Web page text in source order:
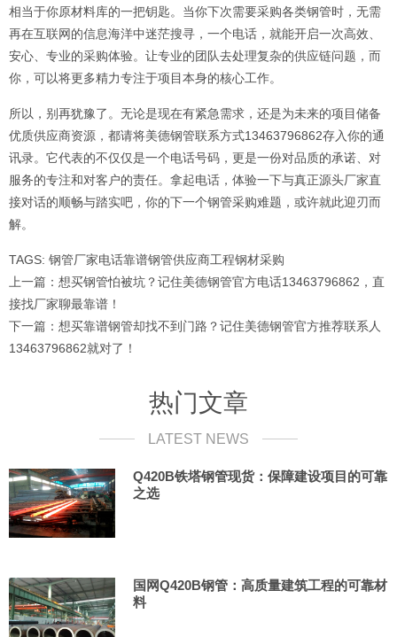
相当于你原材料库的一把钥匙。当你下次需要采购各类钢管时，无需
再在互联网的信息海洋中迷茫搜寻，一个电话，就能开启一次高效、
安心、专业的采购体验。让专业的团队去处理复杂的供应链问题，而
你，可以将更多精力专注于项目本身的核心工作。
所以，别再犹豫了。无论是现在有紧急需求，还是为未来的项目储备
优质供应商资源，都请将美德钢管联系方式13463796862存入你的通
讯录。它代表的不仅仅是一个电话号码，更是一份对品质的承诺、对
服务的专注和对客户的责任。拿起电话，体验一下与真正源头厂家直
接对话的顺畅与踏实吧，你的下一个钢管采购难题，或许就此迎刃而
解。
TAGS: 钢管厂家电话靠谱钢管供应商工程钢材采购
上一篇： 想买钢管怕被坑？记住美德钢管官方电话13463796862，直
接找厂家聊最靠谱！
下一篇： 想买靠谱钢管却找不到门路？记住美德钢管官方推荐联系人
13463796862就对了！
热门文章
LATEST NEWS
Q420B铁塔钢管现货：保障建设项目的可靠
之选
国网Q420B钢管：高质量建筑工程的可靠材
料